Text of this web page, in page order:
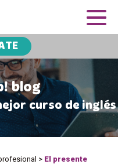
blog
curso de inglés
> El presente